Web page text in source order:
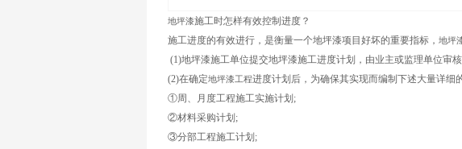
地坪漆施工时怎样有效控制进度？
施工进度的有效进行，是衡量一个地坪漆项目好坏的重要指标， 地坪
(1)地坪漆施工单位提交地坪漆施工进度计划，由业主或监理单位审核
(2)在确定地坪漆工程进度计划后，为确保其实现而编制下述大量详细
①周、月度工程施工实施计划;
②材料采购计划;
③分部工程施工计划;